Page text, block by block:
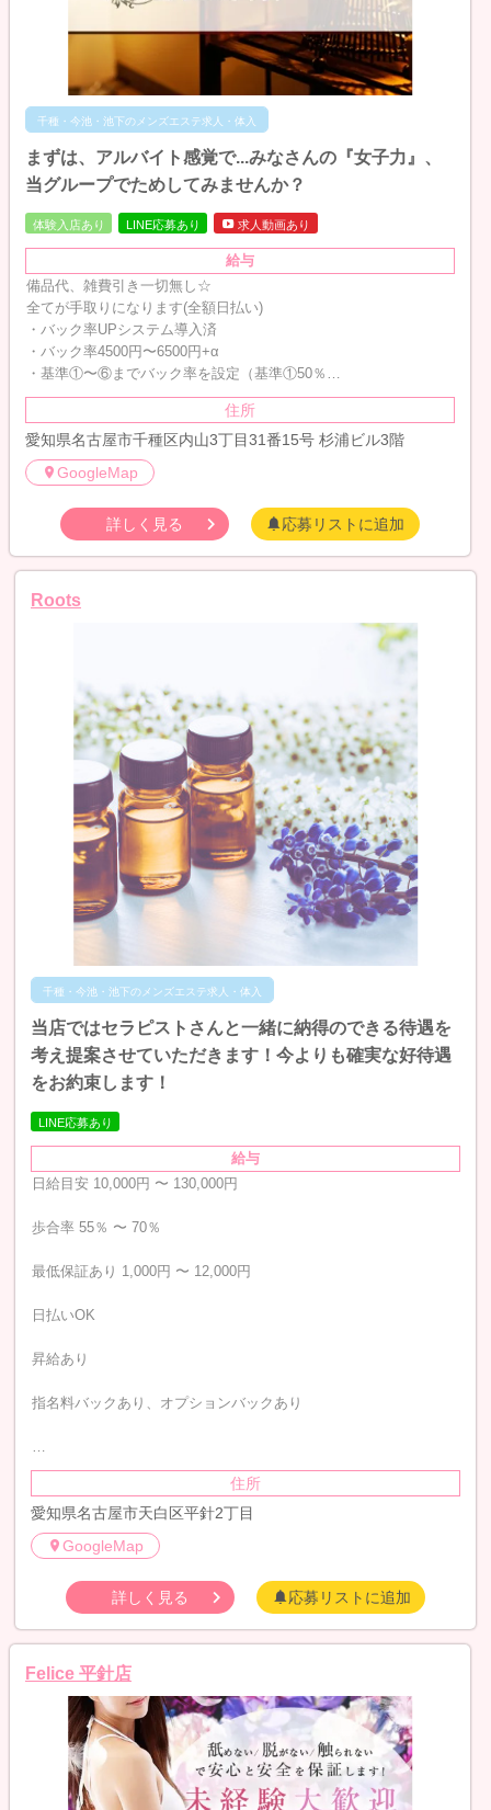
千種・今池・池下のメンズエステ求人・体入
まずは、アルバイト感覚で...みなさんの『女子力』、
当グループでためしてみませんか？
体験入店あり LINE応募あり 求人動画あり
給与
備品代、雑費引き一切無し☆
全てが手取りになります(全額日払い)
・バック率UPシステム導入済
・バック率4500円〜6500円+α
・基準①〜⑥までバック率を設定（基準①50％…
住所
愛知県名古屋市千種区内山3丁目31番15号 杉浦ビル3階
GoogleMap
詳しく見る 応募リストに追加
Roots
千種・今池・池下のメンズエステ求人・体入
当店ではセラピストさんと一緒に納得のできる待遇を
考え提案させていただきます！今よりも確実な好待遇
をお約束します！
LINE応募あり
給与
日給目安 10,000円 〜 130,000円
歩合率 55％ 〜 70％
最低保証あり 1,000円 〜 12,000円
日払いOK
昇給あり
指名料バックあり、オプションバックあり
住所
愛知県名古屋市天白区平針2丁目
GoogleMap
詳しく見る 応募リストに追加
Felice 平針店